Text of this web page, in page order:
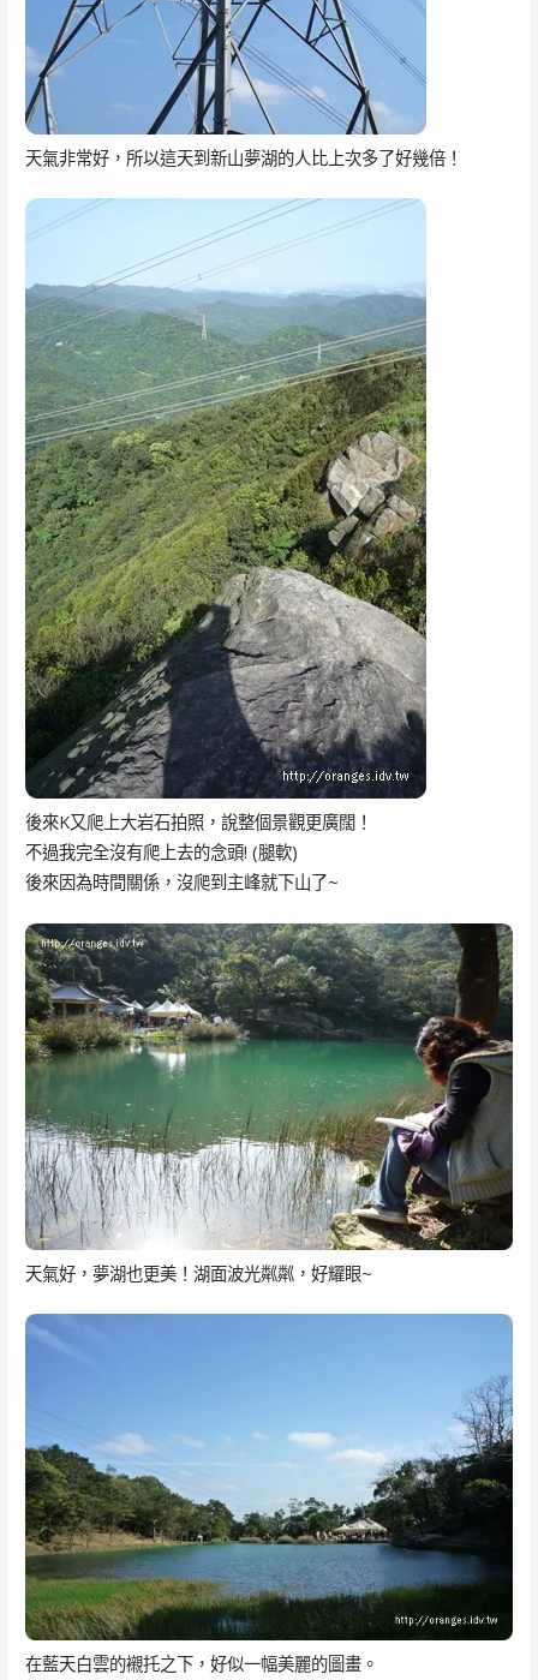
天氣非常好，所以這天到新山夢湖的人比上次多了好幾倍！
後來K又爬上大岩石拍照，說整個景觀更廣闊！
不過我完全沒有爬上去的念頭! (腿軟)
後來因為時間關係，沒爬到主峰就下山了~
天氣好，夢湖也更美！湖面波光粼粼，好耀眼~
在藍天白雲的襯托之下，好似一幅美麗的圖畫。